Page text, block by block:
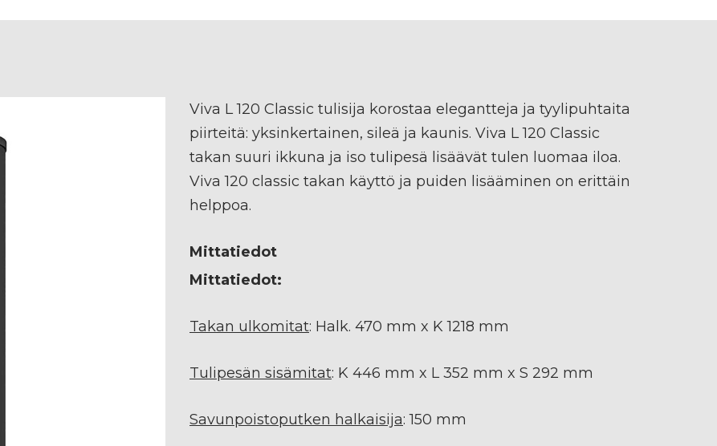
Viva L 120 Classic tulisija korostaa elegantteja ja tyylipuhtaita
piirteitä: yksinkertainen, sileä ja kaunis. Viva L 120 Classic
takan suuri ikkuna ja iso tulipesä lisäävät tulen luomaa iloa.
Viva 120 classic takan käyttö ja puiden lisääminen on erittäin
helppoa.
Mittatiedot
Mittatiedot:
Takan ulkomitat: Halk. 470 mm x K 1218 mm
Tulipesän sisämitat: K 446 mm x L 352 mm x S 292 mm
Savunpoistoputken halkaisija: 150 mm